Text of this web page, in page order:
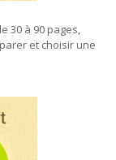
30 à 90 pages,
et choisir une